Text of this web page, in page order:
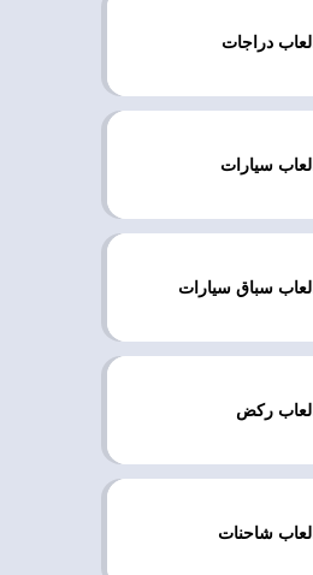
العاب دراجات
العاب سيارات
العاب سباق سيارات
العاب ركض
العاب شاحنات